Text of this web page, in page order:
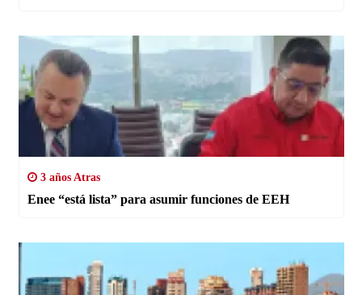
3 años Atras
Enee “está lista” para asumir funciones de EEH